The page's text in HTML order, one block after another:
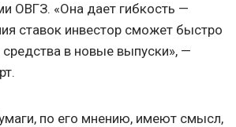
ОВГЗ. «Она дает гибкость —
ставок инвестор сможет быстро
средства в новые выпуски», —
по его мнению, имеют смысл,